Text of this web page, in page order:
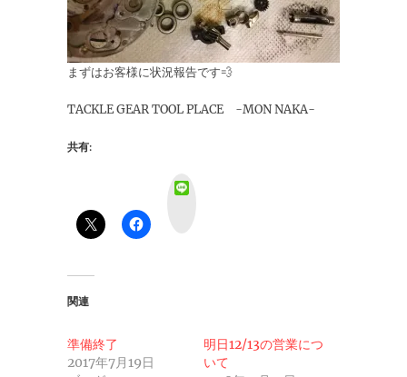
まずはお客様に状況報告です💨
TACKLE GEAR TOOL PLACE -MON NAKA-
共有:
関連
準備終了
2017年7月19日
明日12/13の営業につ
いて